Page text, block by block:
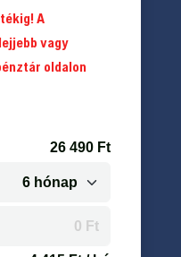
A
vagy
oldalon